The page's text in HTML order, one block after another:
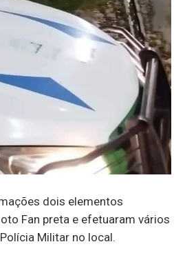
dois elementos
Fan preta e efetuaram vários
Militar no local.